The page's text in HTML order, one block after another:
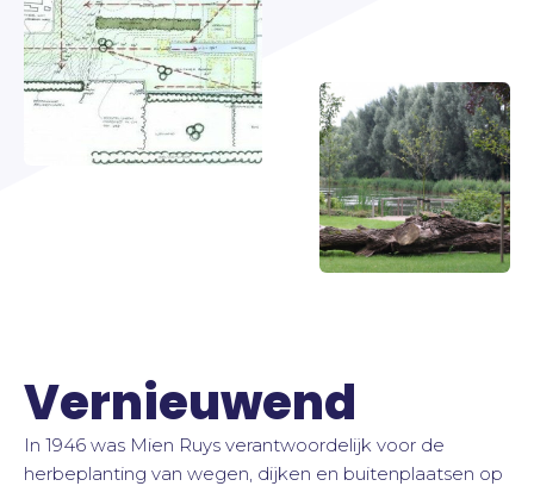
Vernieuwend
In 1946 was Mien Ruys verantwoordelijk voor de
herbeplanting van wegen, dijken en buitenplaatsen op